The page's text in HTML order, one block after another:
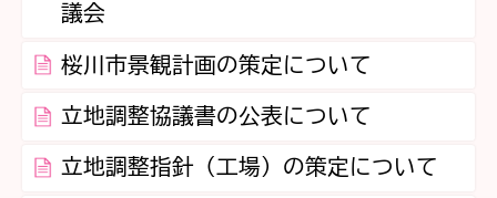
議会
桜川市景観計画の策定について
立地調整協議書の公表について
立地調整指針（工場）の策定について